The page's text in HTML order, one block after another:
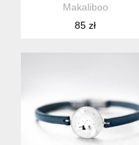
Makaliboo
85 zł